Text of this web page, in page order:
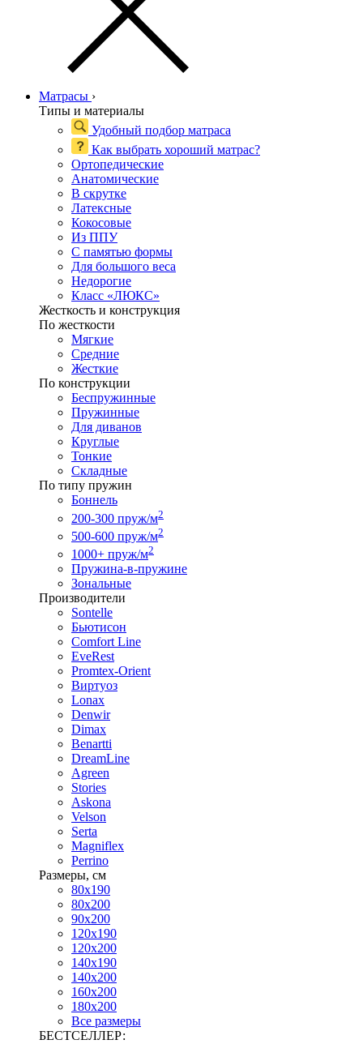
Матрасы ›
Типы и материалы
Удобный подбор матраса
Как выбрать хороший матрас?
Ортопедические
Анатомические
В скрутке
Латексные
Кокосовые
Из ППУ
С памятью формы
Для большого веса
Недорогие
Класс «ЛЮКС»
Жесткость и конструкция
По жесткости
Мягкие
Средние
Жесткие
По конструкции
Беспружинные
Пружинные
Для диванов
Круглые
Тонкие
Складные
По типу пружин
Боннель
200-300 пруж/м2
500-600 пруж/м2
1000+ пруж/м2
Пружина-в-пружине
Зональные
Производители
Sontelle
Бьютисон
Comfort Line
EveRest
Promtex-Orient
Виртуоз
Lonax
Denwir
Dimax
Benartti
DreamLine
Agreen
Stories
Askona
Velson
Serta
Magniflex
Perrino
Размеры, см
80х190
80х200
90х200
120х190
120х200
140х190
140х200
160х200
180х200
Все размеры
БЕСТСЕЛЛЕР: